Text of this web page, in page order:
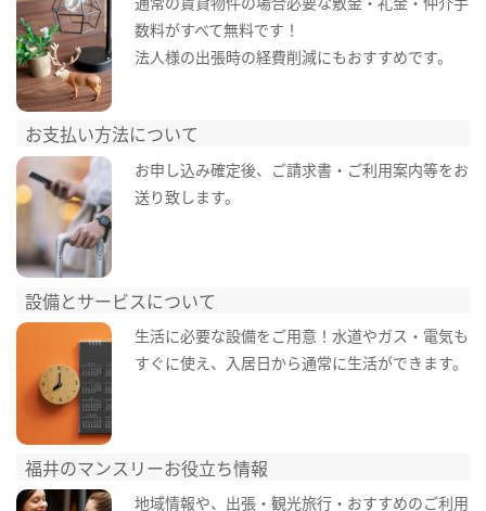
数料がすべて無料です！
法人様の出張時の経費削減にもおすすめです。
お支払い方法について
お申し込み確定後、ご請求書・ご利用案内等をお
送り致します。
設備とサービスについて
生活に必要な設備をご用意！水道やガス・電気も
すぐに使え、入居日から通常に生活ができます。
福井のマンスリーお役立ち情報
地域情報や、出張・観光旅行・おすすめのご利用